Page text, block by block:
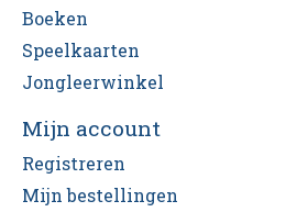
Boeken
Speelkaarten
Jongleerwinkel
Mijn account
Registreren
Mijn bestellingen